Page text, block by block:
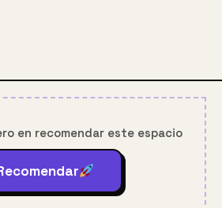
a arquitectos y
dominen el diseño de
exclusivamente de
externos.
y la creatividad
en recomendar este espacio